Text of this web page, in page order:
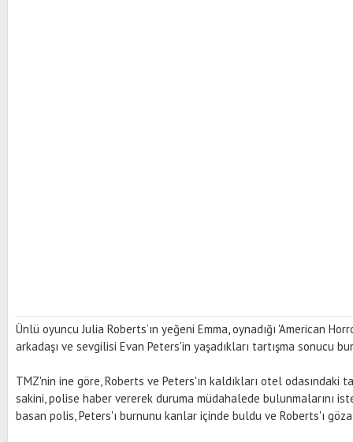
Ünlü oyuncu Julia Roberts’ın yeğeni Emma,oynadığı 'American
arkadaşı ve sevgilisi Evan Peters'in yaşadıkları tartışma sonucu
TMZ'nin ine göre, Roberts ve Peters'ın kaldıkları otel odasındaki
sakini, polise haber vererek duruma müdahalede bulunmalarını
basan polis, Peters'ı burnunu kanlar içinde buldu ve Roberts'ı